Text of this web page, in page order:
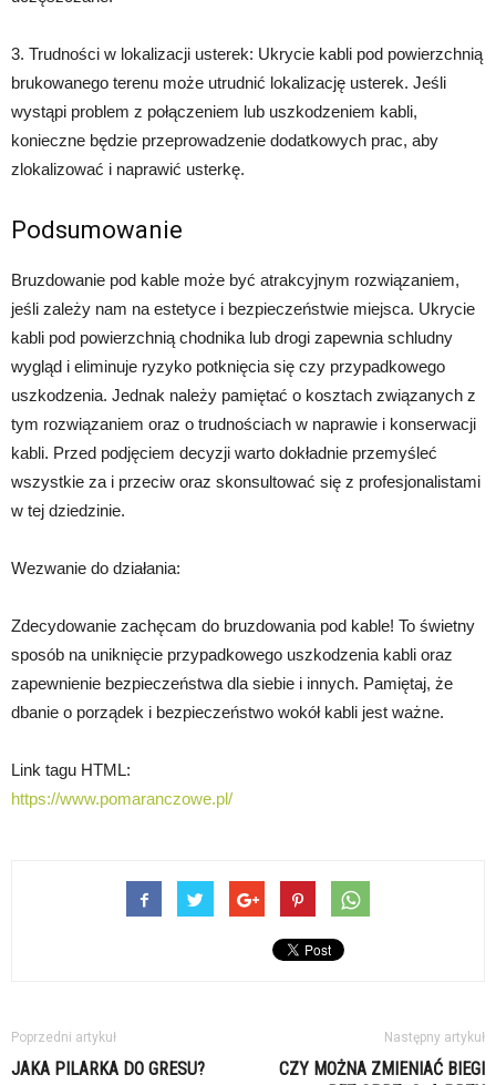
3. Trudności w lokalizacji usterek: Ukrycie kabli pod powierzchnią
brukowanego terenu może utrudnić lokalizację usterek. Jeśli
wystąpi problem z połączeniem lub uszkodzeniem kabli,
konieczne będzie przeprowadzenie dodatkowych prac, aby
zlokalizować i naprawić usterkę.
Podsumowanie
Bruzdowanie pod kable może być atrakcyjnym rozwiązaniem,
jeśli zależy nam na estetyce i bezpieczeństwie miejsca. Ukrycie
kabli pod powierzchnią chodnika lub drogi zapewnia schludny
wygląd i eliminuje ryzyko potknięcia się czy przypadkowego
uszkodzenia. Jednak należy pamiętać o kosztach związanych z
tym rozwiązaniem oraz o trudnościach w naprawie i konserwacji
kabli. Przed podjęciem decyzji warto dokładnie przemyśleć
wszystkie za i przeciw oraz skonsultować się z profesjonalistami
w tej dziedzinie.
Wezwanie do działania:
Zdecydowanie zachęcam do bruzdowania pod kable! To świetny
sposób na uniknięcie przypadkowego uszkodzenia kabli oraz
zapewnienie bezpieczeństwa dla siebie i innych. Pamiętaj, że
dbanie o porządek i bezpieczeństwo wokół kabli jest ważne.
Link tagu HTML:
https://www.pomaranczowe.pl/
Poprzedni artykuł
JAKA PILARKA DO GRESU?
Następny artykuł
CZY MOŻNA ZMIENIAĆ BIEGI